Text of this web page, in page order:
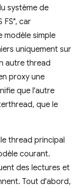
système de
FS", car
modèle simple
uniquement sur
autre thread
proxy une
que l'autre
que le
thread principal
courant.
des lectures et
Tout d'abord,